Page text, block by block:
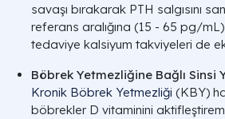
savaşı bırakarak PTH salgısını
referans aralığına (15 - 65 pg/mL
tedaviye kalsiyum takviyeleri de
Böbrek Yetmezliğine Bağlı Sinsi
Kronik Böbrek Yetmezliği (KBY)
böbrekler D vitaminini